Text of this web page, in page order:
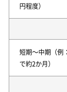
円程度）
短期～中期（例
で約2か月）